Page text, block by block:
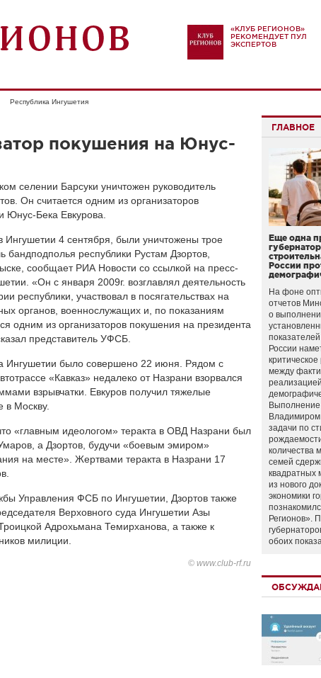
«КЛУБ РЕГИОНОВ»
РЕКОМЕНДУЕТ ПУЛ
ЭКСПЕРТОВ
Республика Ингушетия
покушения на Юнус-
селении Барсуки уничтожен руководитель
Он считается одним из организаторов
Юнус-Бека Евкурова.
4 сентября, были уничтожены трое
бандподполья республики Рустам Дзортов,
сообщает РИА Новости со ссылкой на пресс-
«Он с января 2009г. возглавлял деятельность
республики, участвовал в посягательствах на
органов, военнослужащих и, по показаниям
одним из организаторов покушения на президента
представитель УФСБ.
Ингушетии было совершено 22 июня. Рядом с
«Кавказ» недалеко от Назрани взорвался
взрывчатки. Евкуров получил тяжелые
в Москву.
«главным идеологом» теракта в ОВД Назрани был
а Дзортов, будучи «боевым эмиром»
на месте». Жертвами теракта в Назрани 17
Управления ФСБ по Ингушетии, Дзортов также
Верховного суда Ингушетии Азы
Адрохьмана Темирханова, а также к
милиции.
© www.club-rf.ru
ГЛАВНОЕ
Еще одна
России
На фоне
отчетов
о
России
между
Выполнение
задачи по
количества
семей
квадратных
из нового
экономики
Регионов».
обоих